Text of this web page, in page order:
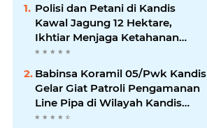
Polisi dan Petani di Kandis
Kawal Jagung 12 Hektare,
Ikhtiar Menjaga Ketahanan
Pangan
Babinsa Koramil 05/Pwk Kandis
Gelar Giat Patroli Pengamanan
Line Pipa di Wilayah Kandis
Kandis